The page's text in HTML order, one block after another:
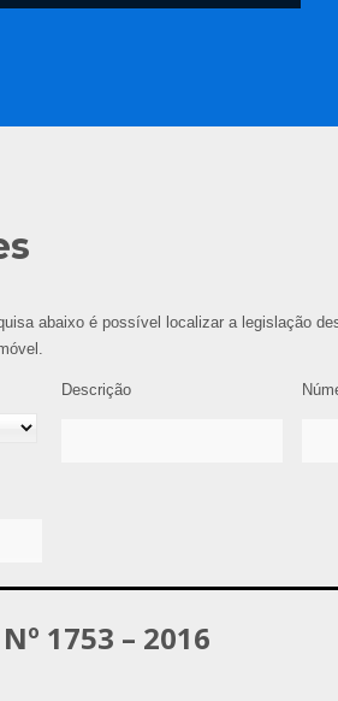
abaixo é possível localizar a legislação
Descrição
1753 – 2016